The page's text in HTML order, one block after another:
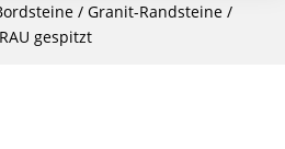
/ Granit-Randsteine/
gespitzt